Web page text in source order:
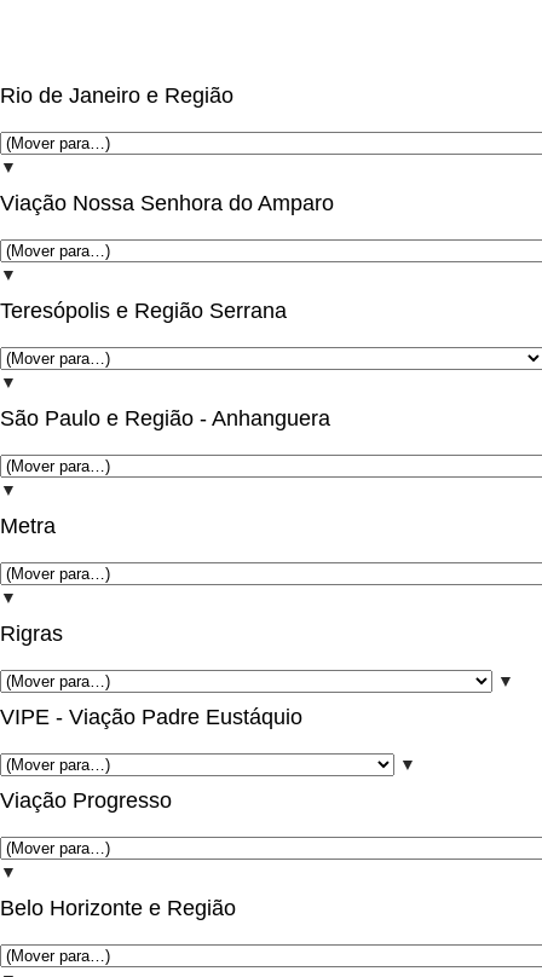
Rio de Janeiro e Região
▼
Viação Nossa Senhora do Amparo
▼
Teresópolis e Região Serrana
▼
São Paulo e Região - Anhanguera
▼
Metra
▼
Rigras
▼
VIPE - Viação Padre Eustáquio
▼
Viação Progresso
▼
Belo Horizonte e Região